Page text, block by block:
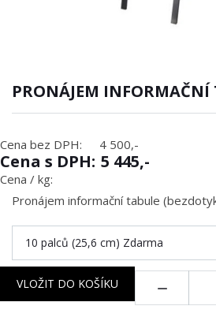
PRONÁJEM INFORMAČNÍ
Cena bez DPH: 4 500,-
Cena s DPH: 5 445,-
Cena / kg:
Pronájem informační tabule
VLOŽIT DO KOŠÍKU